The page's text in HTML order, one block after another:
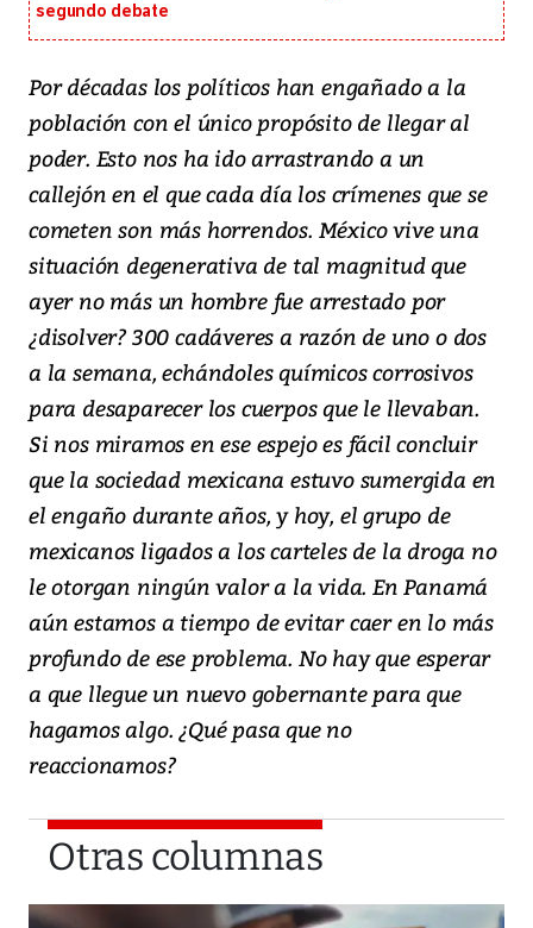
segundo debate
Por décadas los políticos han engañado a la
población con el único propósito de llegar al
poder. Esto nos ha ido arrastrando a un
callejón en el que cada día los crímenes que se
cometen son más horrendos. México vive una
situación degenerativa de tal magnitud que
ayer no más un hombre fue arrestado por
¿disolver? 300 cadáveres a razón de uno o dos
a la semana, echándoles químicos corrosivos
para desaparecer los cuerpos que le llevaban.
Si nos miramos en ese espejo es fácil concluir
que la sociedad mexicana estuvo sumergida en
el engaño durante años, y hoy, el grupo de
mexicanos ligados a los carteles de la droga no
le otorgan ningún valor a la vida. En Panamá
aún estamos a tiempo de evitar caer en lo más
profundo de ese problema. No hay que esperar
a que llegue un nuevo gobernante para que
hagamos algo. ¿Qué pasa que no
reaccionamos?
Otras columnas